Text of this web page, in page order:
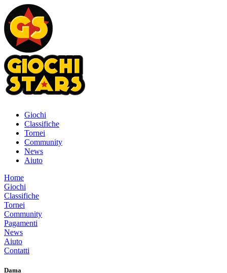
Giochi
Classifiche
Tornei
Community
News
Aiuto
Home
Giochi
Classifiche
Tornei
Community
Pagamenti
News
Aiuto
Contatti
Dama